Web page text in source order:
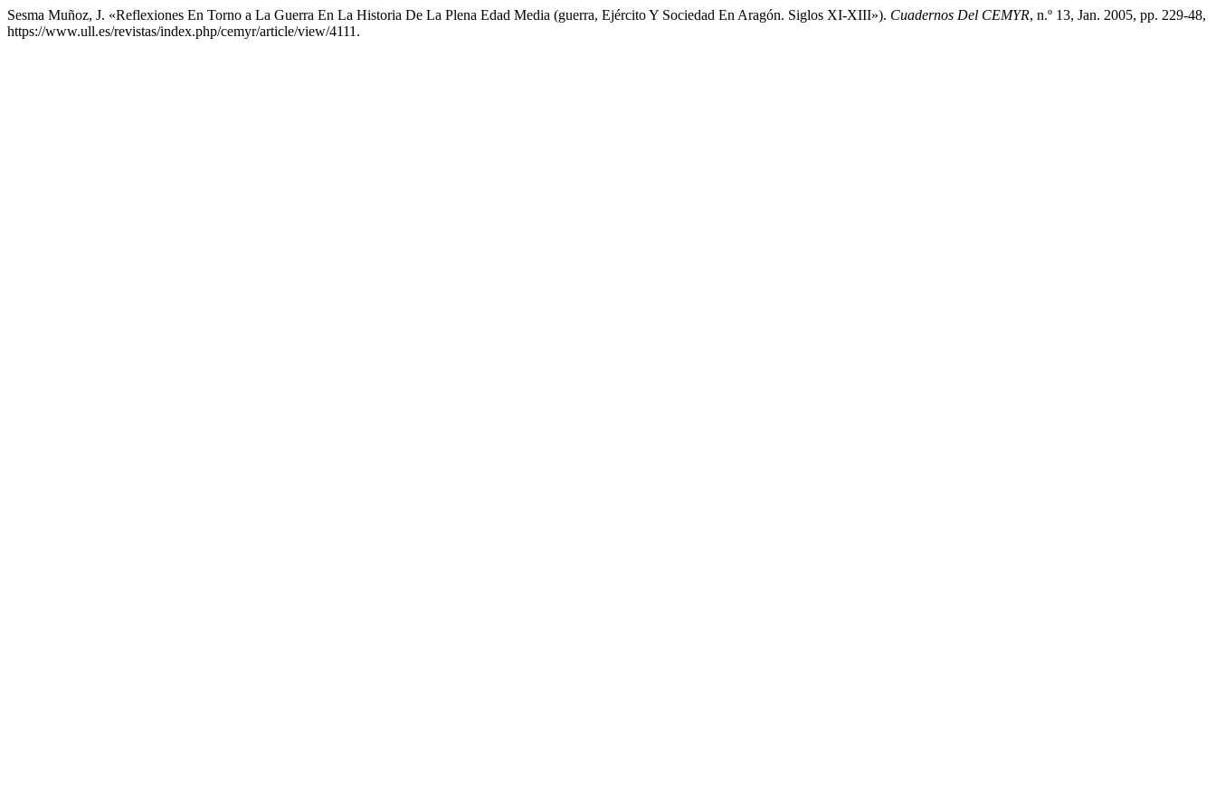
Sesma Muñoz, J. «Reflexiones En Torno a La Guerra En La Historia De La Plena Edad Media (guerra, Ejército Y Sociedad En Aragón. Siglos XI-XIII»). Cuadernos Del CEMYR, n.º 13, Jan. 2005, pp. 229-48,
https://www.ull.es/revistas/index.php/cemyr/article/view/4111.